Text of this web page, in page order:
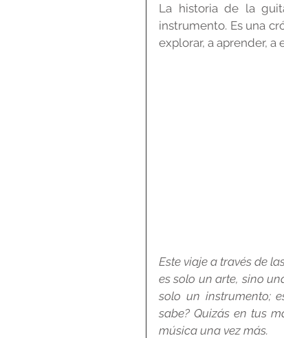
La historia de la
instrumento. Es una
explorar, a aprender, a
Este viaje a través de
es solo un arte, sino
solo un instrumento;
sabe? Quizás en tus
música una vez más.